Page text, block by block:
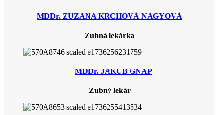
MDDr. ZUZANA KRCHOVÁ NAGYOVÁ
Zubná lekárka
MDDr. JAKUB GNAP
Zubný lekár